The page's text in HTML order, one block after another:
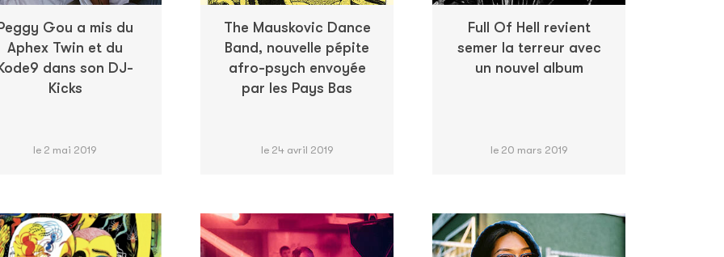
Gou a mis du
Aphex Twin et du
dans son DJ-
Kicks
le 2 mai 2019
The Mauskovic Dance
Band, nouvelle pépite
afro-psych envoyée
par les Pays Bas
le 24 avril 2019
Full Of Hell revient
semer la terreur avec
un nouvel album
le 20 mars 2019